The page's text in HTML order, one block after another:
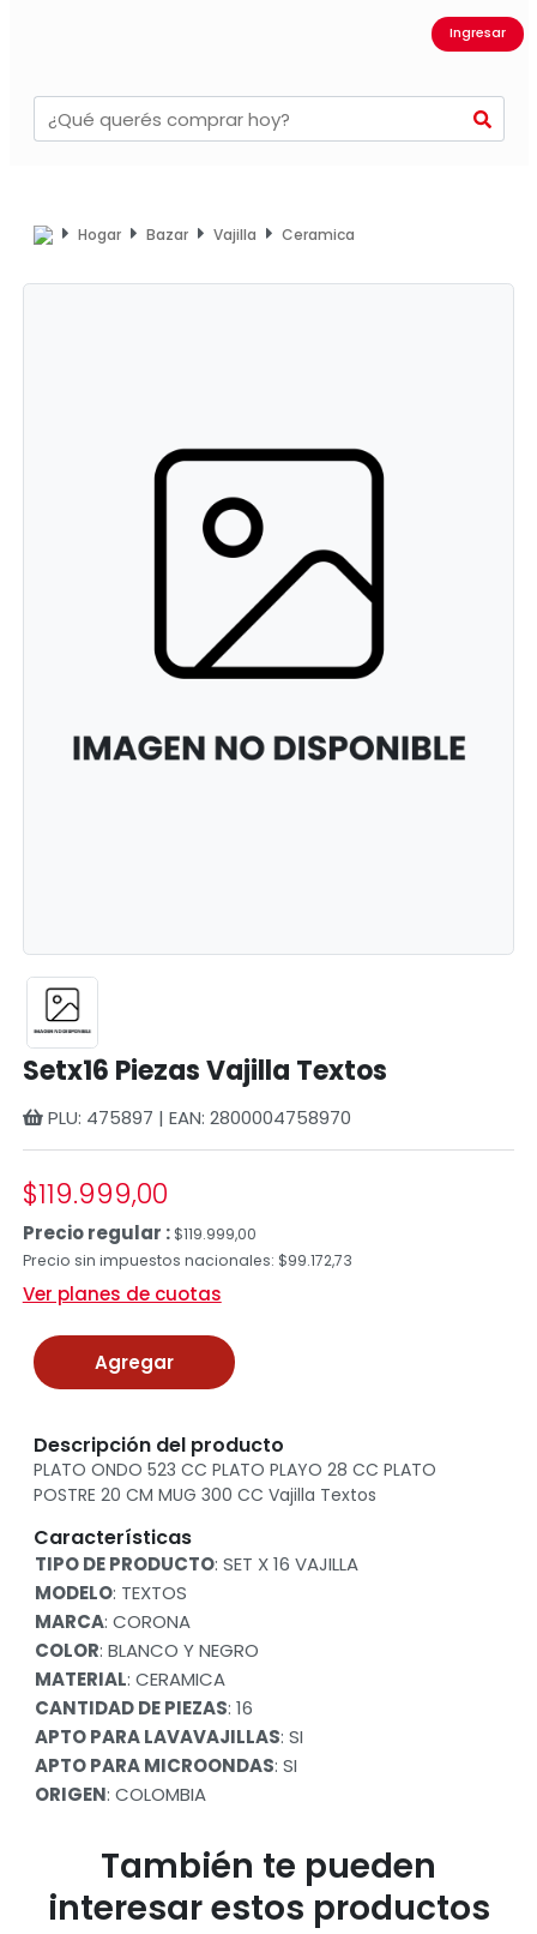
Ingresar
Hogar Bazar Vajilla Ceramica
Setx16 Piezas Vajilla Textos
PLU: 475897 | EAN: 2800004758970
$119.999,00
Precio regular :$119.999,00
Precio sin impuestos nacionales: $99.172,73
Ver planes de cuotas
Agregar
Descripción del producto
PLATO ONDO 523 CC PLATO PLAYO 28 CC PLATO
POSTRE 20 CM MUG 300 CC Vajilla Textos
Características
TIPO DE PRODUCTO: SET X 16 VAJILLA
MODELO: TEXTOS
MARCA: CORONA
COLOR: BLANCO Y NEGRO
MATERIAL: CERAMICA
CANTIDAD DE PIEZAS: 16
APTO PARA LAVAVAJILLAS: SI
APTO PARA MICROONDAS: SI
ORIGEN: COLOMBIA
También te pueden
interesar estos productos